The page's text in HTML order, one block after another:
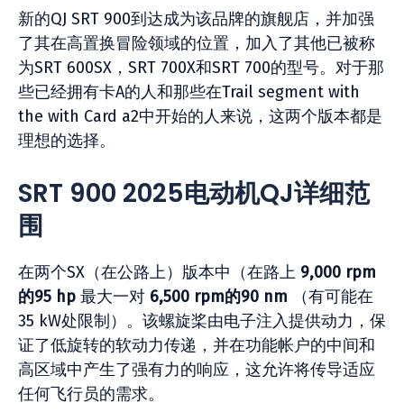
新的QJ SRT 900到达成为该品牌的旗舰店，并加强
了其在高置换冒险领域的位置，加入了其他已被称
为SRT 600SX，SRT 700X和SRT 700的型号。对于那
些已经拥有卡A的人和那些在Trail segment with
the with Card a2中开始的人来说，这两个版本都是
理想的选择。
SRT 900 2025电动机QJ详细范
围
在两个SX（在公路上）版本中（在路上 9,000 rpm
的95 hp 最大一对 6,500 rpm的90 nm （有可能在
35 kW处限制）。该螺旋桨由电子注入提供动力，保
证了低旋转的软动力传递，并在功能帐户的中间和
高区域中产生了强有力的响应，这允许将传导适应
任何飞行员的需求。